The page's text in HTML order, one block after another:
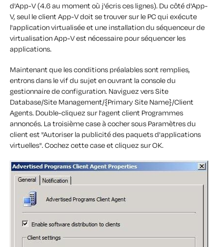
d'App-V (4.6 au moment où j'écris ces lignes). Du côté d'App-
V, seul le client App-V doit se trouver sur le PC qui exécute
l'application virtualisée et une installation du séquenceur de
virtualisation App-V est nécessaire pour séquencer les
applications.
Maintenant que les conditions préalables sont remplies,
entrons dans le vif du sujet en ouvrant la console du
gestionnaire de configuration. Naviguez vers Site
Database/Site Management/{Primary Site Name}/Client
Agents. Double-cliquez sur l'agent client Programmes
annoncés. La troisième case à cocher sous Paramètres du
client est "Autoriser la publicité des paquets d'applications
virtuelles". Cochez cette case et cliquez sur OK.